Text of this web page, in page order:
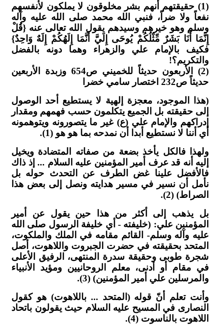
(1) حقيقتهم أنهم بشر مخلوقون لا يملكون لأنفسهم
نفعاً ولا ضراً، فنبي الله محمد صلى الله عليه وآله
وسلم وهو خيرهم وسيدهم يقول الله تعالى عنه {قُلْ
إِنَّمَا أَنَا بَشَرٌ مِّثْلُكُمْ يُوحَى إِلَيَّ أَنَّمَا إِلَهُكُمْ إِلَهٌ وَاحِدٌ}
فكيف بالإمام علي والزهراء وهما دونه بالفضل
والتكريم؟!
(2) الأربعون حديثاً للخميني ص654 وزبدة الأربعين
حديثاً ص232 اختصار سامي خضرا
(هذا الموجود، معجزة إلهية لا يستطيع أحد الوصول
إلى حقيقته بل الجميع يتكلمون حسب فهمهم ومقدار
إدراكهم والإمام علي (ع) غير ما يتصورونه ويتوهمونه
أي أننا لا نستطيع أبدا أن نمدحه بما هو هو (1).
ولهذا فالكل يأخذ بضعة من صفاته المتضادة ويخيل
إليه أنه قد عرف أمير المؤمنين عليه السلام ... إذ ذاك
فالأفضل علينا غض الطرف عن التحدث حوله بل
نأمل أن نسير في مسير هدايته ونصل إلى بعض هذا
الصراط) (2).
بل يذهب إلى أكثر من هذا حين يقول عن أمير
المؤمنين علي: (خليفته - أي خليفة الرسول صلى الله
عليه وآله وسلم- القائم مقامه في الملك والملكوت،
المتحد بحقيقته في حضرت الجبروت واللاهوت، أصل
شجرة طوبى وحقيقة سدرة المنتهى، الرفيق الأعلى
في مقام أو أدنى، معلم الروحانيين ومؤيد الأنبياء
والمرسلين علي أمير المؤمنين) (3).
وأنت تعلم أنّ قوله (المتحد ... باللاهوت) هو كقول
النصارى في المسيح عليه السلام حيث يقولون باتحاد
اللاهوت بالناسوت (4).